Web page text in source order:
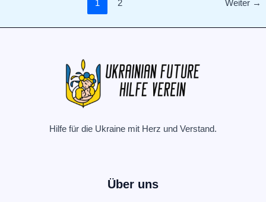
1 2 Weiter →
Hilfe für die Ukraine mit Herz und Verstand.
Über uns